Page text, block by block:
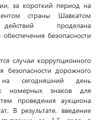
за короткий период на
страны Шавкатом
проделана
безопасности
случаи коррупционного
безопасности дорожного
сегодняшний день
номерных знаков для
проведения аукциона
В результате, введение